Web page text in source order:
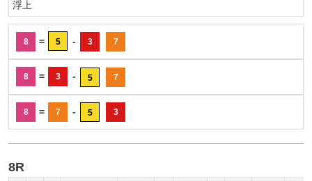
浮上
8 = 5 - 3 7
8 = 3 - 5 7
8 = 7 - 5 3
8R